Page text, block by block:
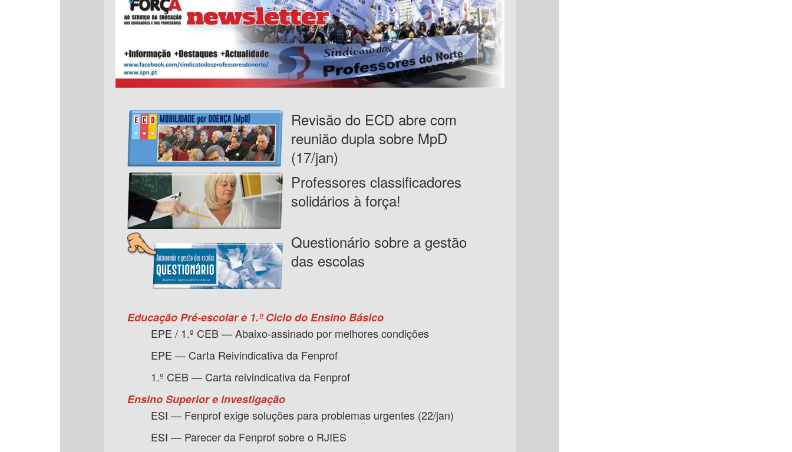
Revisão do ECD abre com
reunião dupla sobre MpD
(17/jan)
Professores classificadores
solidários à força!
Questionário sobre a gestão
das escolas
Educação Pré-escolar e 1.º Ciclo do Ensino Básico
EPE / 1.º CEB — Abaixo-assinado por melhores condições
EPE — Carta Reivindicativa da Fenprof
1.º CEB — Carta reivindicativa da Fenprof
Ensino Superior e investigação
ESI — Fenprof exige soluções para problemas urgentes (22/jan)
ESI — Parecer da Fenprof sobre o RJIES